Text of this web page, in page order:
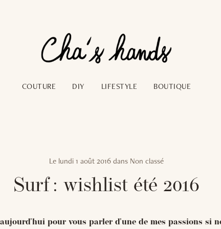
COUTURE DIY LIFESTYLE BOUTIQUE
Le lundi 1 août 2016 dans Non classé
Surf : wishlist été 2016
pour vous parler d'une de mes passions si